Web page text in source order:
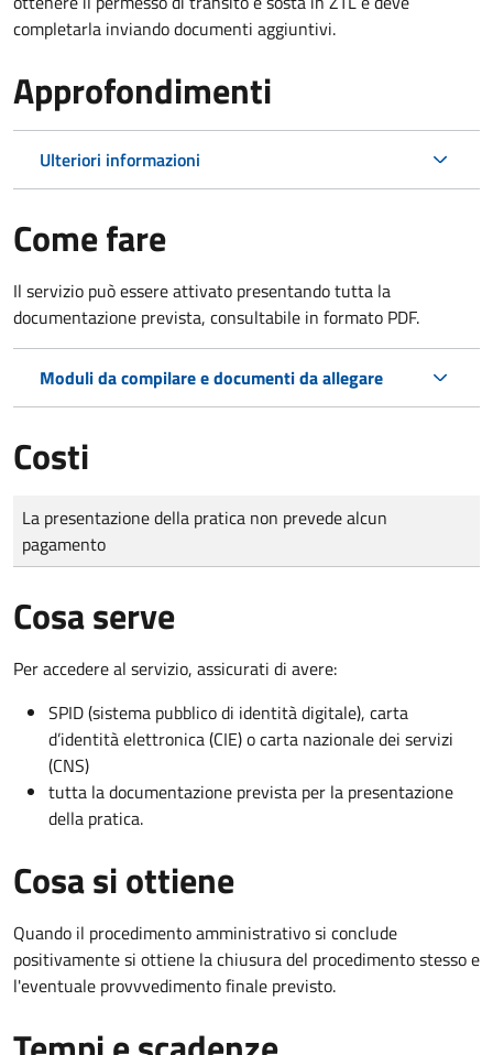
completarla inviando documenti aggiuntivi.
Approfondimenti
Ulteriori informazioni
Come fare
Il servizio può essere attivato presentando tutta la
documentazione prevista, consultabile in formato PDF.
Moduli da compilare e documenti da allegare
Costi
Tipo di pagamento
Importo
La presentazione della pratica non prevede alcun
pagamento
Cosa serve
Per accedere al servizio, assicurati di avere:
SPID (sistema pubblico di identità digitale), carta
d’identità elettronica (CIE) o carta nazionale dei servizi
(CNS)
tutta la documentazione prevista per la presentazione
della pratica.
Cosa si ottiene
Quando il procedimento amministrativo si conclude
positivamente si ottiene la chiusura del procedimento stesso e
l'eventuale provvvedimento finale previsto.